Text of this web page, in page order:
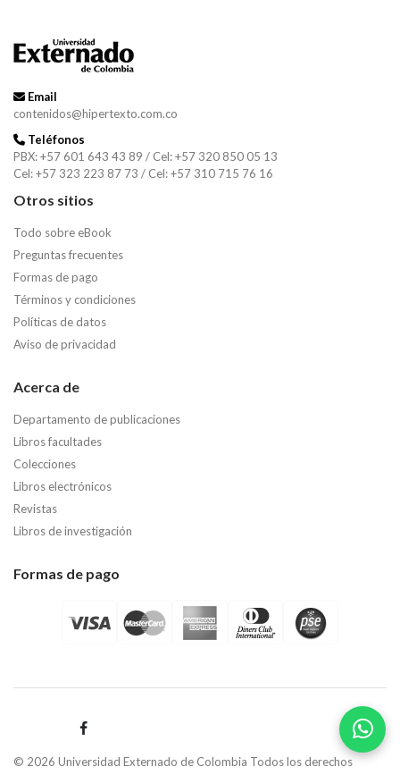
Email
contenidos@hipertexto.com.co
Teléfonos
PBX: +57 601 643 43 89 / Cel: +57 320 850 05 13
Cel: +57 323 223 87 73 / Cel: +57 310 715 76 16
Otros sitios
Todo sobre eBook
Preguntas frecuentes
Formas de pago
Términos y condiciones
Políticas de datos
Aviso de privacidad
Acerca de
Departamento de publicaciones
Libros facultades
Colecciones
Libros electrónicos
Revistas
Libros de investigación
Formas de pago
© 2026 Universidad Externado de Colombia Todos los derechos